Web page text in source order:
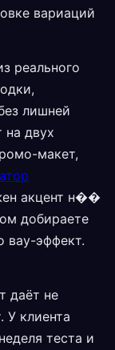
вариаций
реального
лишней
на двух
макет,
акцент н��
добираете
вау-эффект.
даёт не
У клиента
теста и